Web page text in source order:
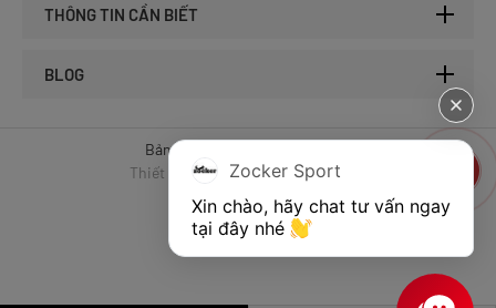
THÔNG TIN CẦN BIẾT
BLOG
Bản quyền © 2025 của Zocker.
Thiết kế website & SEO - Tất Thành
Zocker Sport
Xin chào, hãy chat tư vấn ngay
tại đây nhé